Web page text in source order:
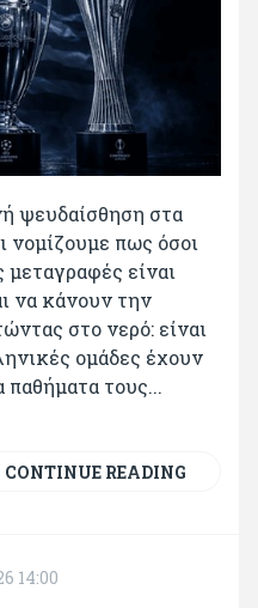
ψευδαίσθηση στα
νομίζουμε πως όσοι
μεταγραφές είναι
να κάνουν την
στο νερό: είναι
ομάδες έχουν
παθήματα τους...
CONTINUE READING
14:00